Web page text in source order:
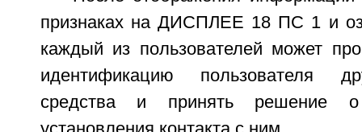
признаках на ДИСПЛЕЕ 18 ПС 1 и
каждый из пользователей может
идентификацию пользователя
средства и принять решение о